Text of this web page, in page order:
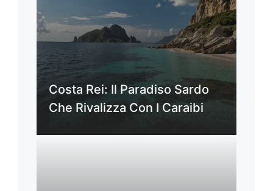
Costa Rei: Il Paradiso Sardo
Che Rivalizza Con I Caraibi